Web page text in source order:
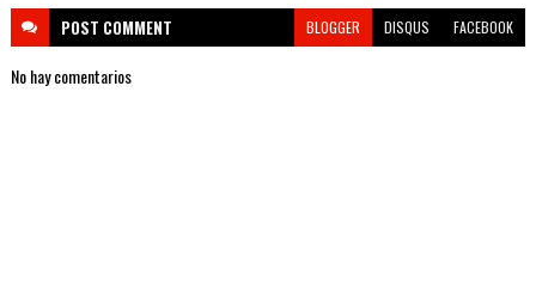
POST COMMENT BLOGGER DISQUS FACEBOOK
No hay comentarios